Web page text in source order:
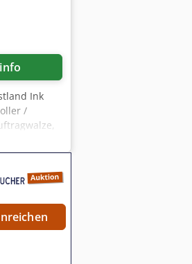
Ink
/
new (1
- no.
Ink
roller /
Ø
Ø